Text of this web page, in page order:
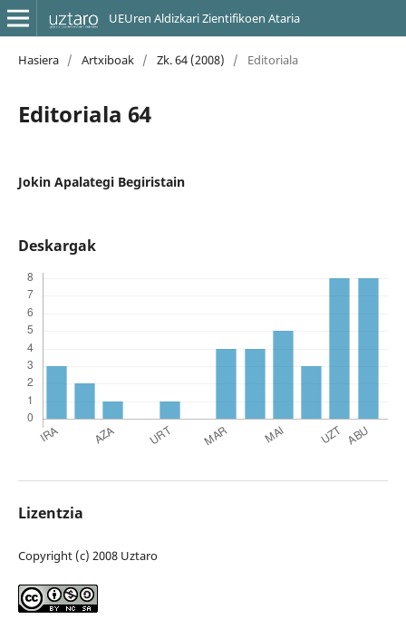
UEUren Aldizkari Zientifikoen Ataria
Hasiera / Artxiboak / Zk. 64 (2008) / Editoriala
Editoriala 64
Jokin Apalategi Begiristain
Deskargak
Lizentzia
Copyright (c) 2008 Uztaro